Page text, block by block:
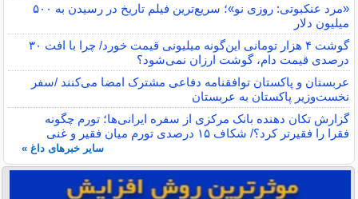
«مرد عنکبوتی: روزی نو»؛ سریع‌ترین فیلم تاریخ در رسیدن به ۵۰۰
میلیون دلار
گوشت ۴ هزار تومانی این‌گونه میلیونی قیمت خورد/ چرا با افت ۳۰
درصدی قیمت دام، گوشت ارزان نمی‌شود؟
عربستان و پاکستان توافقنامه دفاعی مشترک امضا می‌کنند /سفر
نخست‌وزیر پاکستان به عربستان
گزارش تکان‌ دهنده بانک مرکزی از سفره ایرانی‌ها؛ تورم چگونه
فقرا را فقیرتر کرد؟/ شکاف ۱۵ درصدی تورم میان فقیر و غنی
سایر خبرهای داغ »